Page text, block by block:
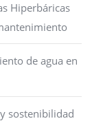
Hiperbáricas
de agua en
sostenibilidad